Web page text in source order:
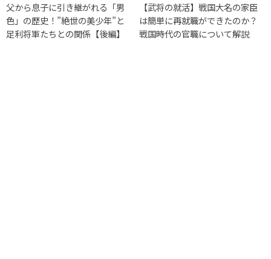
父から息子に引き継がれる「男
色」の歴史！”絶世の美少年”と
足利将軍たちとの関係【後編】
【武将の就活】戦国大名の家臣
は簡単に再就職ができたのか？
戦国時代の官職について解説